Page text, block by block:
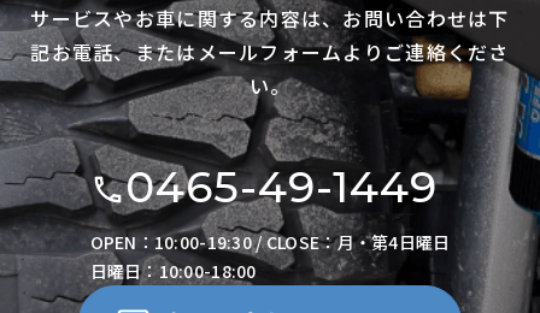
サービスやお車に関する内容は、お問い合わせは下
記お電話、またはメールフォームよりご連絡くださ
い。
0465-49-1449
OPEN：10:00-19:30 / CLOSE：月・第4日曜日
日曜日：10:00-18:00